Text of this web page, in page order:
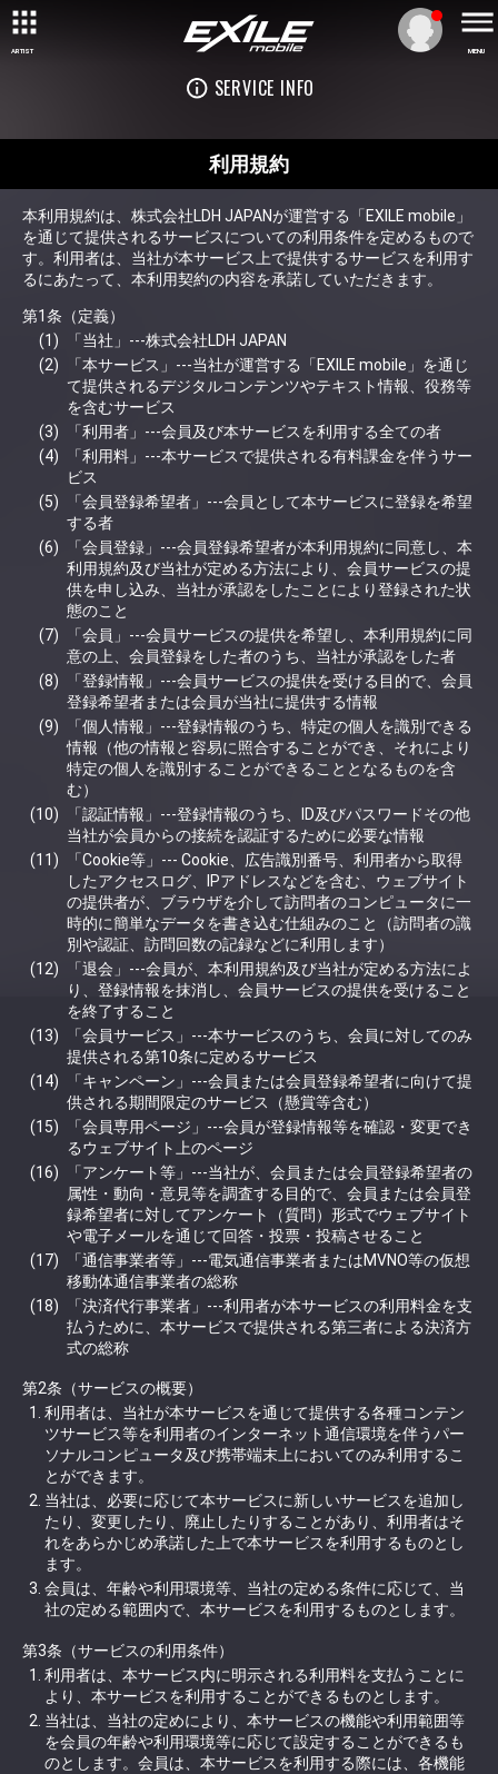
ARTIST MENU
SERVICE INFO
利用規約
本利用規約は、株式会社LDH JAPANが運営する「EXILE mobile」
を通じて提供されるサービスについての利用条件を定めるもので
す。利用者は、当社が本サービス上で提供するサービスを利用す
るにあたって、本利用契約の内容を承諾していただきます。
第1条（定義）
「当社」---株式会社LDH JAPAN
「本サービス」---当社が運営する「EXILE mobile」を通じ
て提供されるデジタルコンテンツやテキスト情報、役務等
を含むサービス
「利用者」---会員及び本サービスを利用する全ての者
「利用料」---本サービスで提供される有料課金を伴うサー
ビス
「会員登録希望者」---会員として本サービスに登録を希望
する者
「会員登録」---会員登録希望者が本利用規約に同意し、本
利用規約及び当社が定める方法により、会員サービスの提
供を申し込み、当社が承認をしたことにより登録された状
態のこと
「会員」---会員サービスの提供を希望し、本利用規約に同
意の上、会員登録をした者のうち、当社が承認をした者
「登録情報」---会員サービスの提供を受ける目的で、会員
登録希望者または会員が当社に提供する情報
「個人情報」---登録情報のうち、特定の個人を識別できる
情報（他の情報と容易に照合することができ、それにより
特定の個人を識別することができることとなるものを含
む）
「認証情報」---登録情報のうち、ID及びパスワードその他
当社が会員からの接続を認証するために必要な情報
「Cookie等」--- Cookie、広告識別番号、利用者から取得
したアクセスログ、IPアドレスなどを含む、ウェブサイト
の提供者が、ブラウザを介して訪問者のコンピュータに一
時的に簡単なデータを書き込む仕組みのこと（訪問者の識
別や認証、訪問回数の記録などに利用します）
「退会」---会員が、本利用規約及び当社が定める方法によ
り、登録情報を抹消し、会員サービスの提供を受けること
を終了すること
「会員サービス」---本サービスのうち、会員に対してのみ
提供される第10条に定めるサービス
「キャンペーン」---会員または会員登録希望者に向けて提
供される期間限定のサービス（懸賞等含む）
「会員専用ページ」---会員が登録情報等を確認・変更でき
るウェブサイト上のページ
「アンケート等」---当社が、会員または会員登録希望者の
属性・動向・意見等を調査する目的で、会員または会員登
録希望者に対してアンケート（質問）形式でウェブサイト
や電子メールを通じて回答・投票・投稿させること
「通信事業者等」---電気通信事業者またはMVNO等の仮想
移動体通信事業者の総称
「決済代行事業者」---利用者が本サービスの利用料金を支
払うために、本サービスで提供される第三者による決済方
式の総称
第2条（サービスの概要）
利用者は、当社が本サービスを通じて提供する各種コンテン
ツサービス等を利用者のインターネット通信環境を伴うパー
ソナルコンピュータ及び携帯端末上においてのみ利用するこ
とができます。
当社は、必要に応じて本サービスに新しいサービスを追加し
たり、変更したり、廃止したりすることがあり、利用者はそ
れをあらかじめ承諾した上で本サービスを利用するものとし
ます。
会員は、年齢や利用環境等、当社の定める条件に応じて、当
社の定める範囲内で、本サービスを利用するものとします。
第3条（サービスの利用条件）
利用者は、本サービス内に明示される利用料を支払うことに
より、本サービスを利用することができるものとします。
当社は、当社の定めにより、本サービスの機能や利用範囲等
を会員の年齢や利用環境等に応じて設定することができるも
のとします。会員は、本サービスを利用する際には、各機能